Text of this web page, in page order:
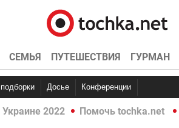
СЕМЬЯ ПУТЕШЕСТВИЯ ГУРМАН
подборки Досье Конференции
Украине 2022 Помочь tochka.net